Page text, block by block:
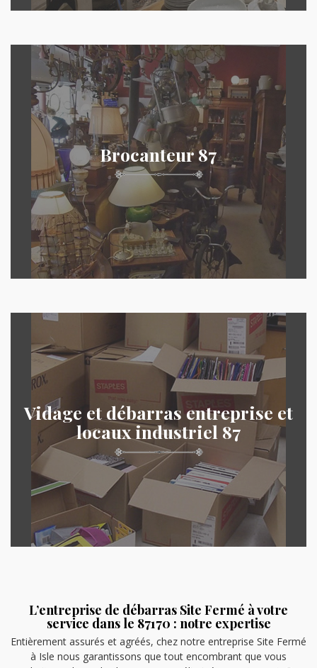
Brocanteur 87
Vidage et débarras entreprise et
locaux industriel 87
L’entreprise de débarras Site Fermé à votre
service dans le 87170 : notre expertise
Entièrement assurés et agréés, chez notre entreprise Site Fermé
à Isle nous garantissons que tout encombrant que vous